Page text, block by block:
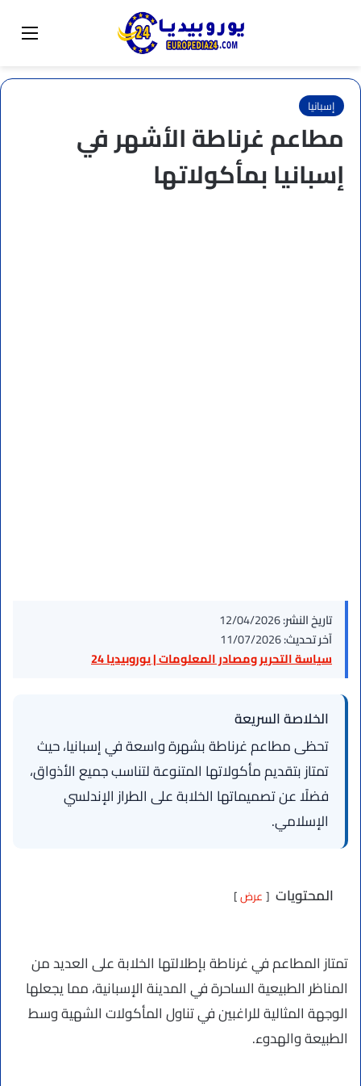
تبديل المظهر
إسبانيا
مطاعم غرناطة الأشهر في
إسبانيا بمأكولاتها
تاريخ النشر:12/04/2026
آخر تحديث:11/07/2026
سياسة التحرير ومصادر المعلومات | يوروبيديا 24
الخلاصة السريعة
تحظى مطاعم غرناطة بشهرة واسعة في إسبانيا، حيث
تمتاز بتقديم مأكولاتها المتنوعة لتناسب جميع الأذواق،
فضلًا عن تصميماتها الخلابة على الطراز الإندلسي
الإسلامي.
المحتويات عرض
تمتاز المطاعم في غرناطة بإطلالتها الخلابة على العديد من
المناظر الطبيعية الساحرة في المدينة الإسبانية، مما يجعلها
الوجهة المثالية للراغبين في تناول المأكولات الشهية وسط
الطبيعة والهدوء.